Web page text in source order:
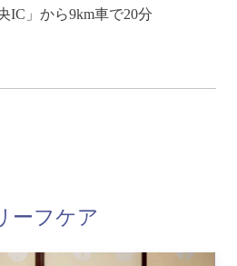
IC」から9km車で20分
ーフケア